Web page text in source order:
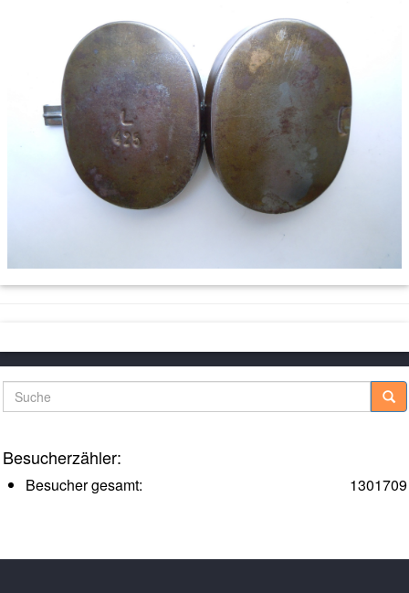
Suche
Besucherzähler:
1301709
Besucher gesamt: